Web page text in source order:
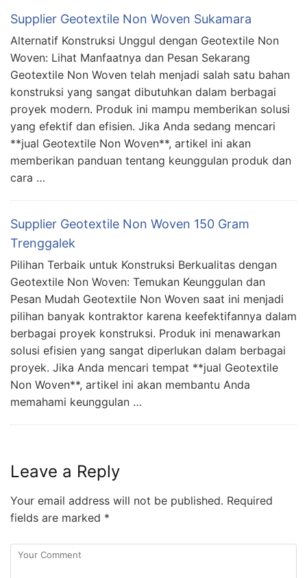
Supplier Geotextile Non Woven Sukamara
Alternatif Konstruksi Unggul dengan Geotextile Non
Woven: Lihat Manfaatnya dan Pesan Sekarang
Geotextile Non Woven telah menjadi salah satu bahan
konstruksi yang sangat dibutuhkan dalam berbagai
proyek modern. Produk ini mampu memberikan solusi
yang efektif dan efisien. Jika Anda sedang mencari
**jual Geotextile Non Woven**, artikel ini akan
memberikan panduan tentang keunggulan produk dan
cara …
Supplier Geotextile Non Woven 150 Gram
Trenggalek
Pilihan Terbaik untuk Konstruksi Berkualitas dengan
Geotextile Non Woven: Temukan Keunggulan dan
Pesan Mudah Geotextile Non Woven saat ini menjadi
pilihan banyak kontraktor karena keefektifannya dalam
berbagai proyek konstruksi. Produk ini menawarkan
solusi efisien yang sangat diperlukan dalam berbagai
proyek. Jika Anda mencari tempat **jual Geotextile
Non Woven**, artikel ini akan membantu Anda
memahami keunggulan …
Leave a Reply
Your email address will not be published. Required
fields are marked *